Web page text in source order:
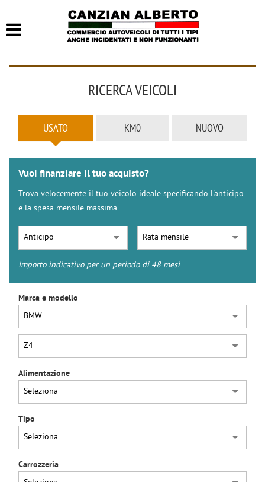
RICERCA VEICOLI
USATO KM0 NUOVO
Vuoi finanziare il tuo acquisto?
Trova velocemente il tuo veicolo ideale specificando l'anticipo
e la spesa mensile massima
Importo indicativo per un periodo di 48 mesi
Marca e modello
Alimentazione
Tipo
Carrozzeria